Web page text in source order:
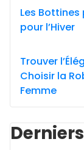
Les Bottines
pour l’Hiver
Trouver
Choisir la
Femme